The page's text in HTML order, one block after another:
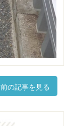
前の記事を見る